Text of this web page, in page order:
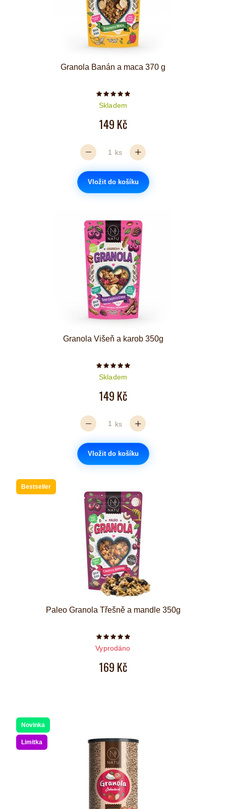
Granola Banán a maca 370 g
Počet hvězdiček je 5 z 5
Skladem
149 Kč
ks
Vložit do košíku
Granola Višeň a karob 350g
Počet hvězdiček je 5 z 5
Skladem
149 Kč
ks
Vložit do košíku
Bestseller
Paleo Granola Třešně a mandle 350g
Počet hvězdiček je 5 z 5
Vyprodáno
169 Kč
Novinka
Limitka